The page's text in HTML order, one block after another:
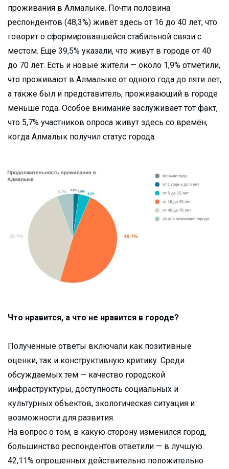
проживания в Алмалыке. Почти половина
респондентов (48,3%) живёт здесь от 16 до 40 лет, что
говорит о сформировавшейся стабильной связи с
местом. Ещё 39,5% указали, что живут в городе от 40
до 70 лет. Есть и новые жители — около 1,9% отметили,
что проживают в Алмалыке от одного года до пяти лет,
а также был и представитель, проживающий в городе
меньше года. Особое внимание заслуживает тот факт,
что 5,7% участников опроса живут здесь со времён,
когда Алмалык получил статус города.
Что нравится, а что не нравится в городе?
Полученные ответы включали как позитивные
оценки, так и конструктивную критику. Среди
обсуждаемых тем — качество городской
инфраструктуры, доступность социальных и
культурных объектов, экологическая ситуация и
возможности для развития.
На вопрос о том, в какую сторону изменился город,
большинство респондентов ответили — в лучшую.
42,11% опрошенных действительно положительно